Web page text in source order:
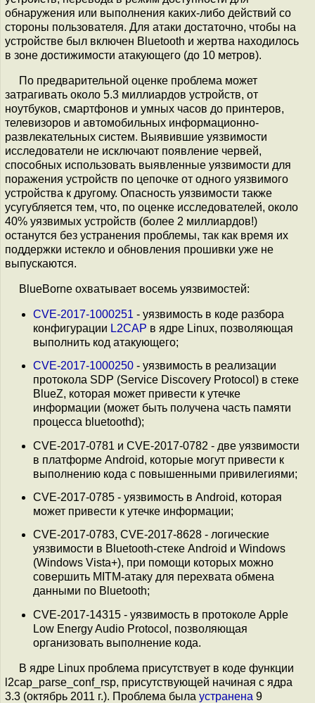
обнаружения или выполнения каких-либо действий со
стороны пользователя. Для атаки достаточно, чтобы на
устройстве был включен Bluetooth и жертва находилось
в зоне достижимости атакующего (до 10 метров).
По предварительной оценке проблема может
затрагивать около 5.3 миллиардов устройств, от
ноутбуков, смартфонов и умных часов до принтеров,
телевизоров и автомобильных информационно-
развлекательных систем. Выявившие уязвимости
исследователи не исключают появление червей,
способных использовать выявленные уязвимости для
поражения устройств по цепочке от одного уязвимого
устройства к другому. Опасность уязвимости также
усугубляется тем, что, по оценке исследователей, около
40% уязвимых устройств (более 2 миллиардов!)
останутся без устранения проблемы, так как время их
поддержки истекло и обновления прошивки уже не
выпускаются.
BlueBorne охватывает восемь уязвимостей:
CVE-2017-1000251 - уязвимость в коде разбора
конфигурации L2CAP в ядре Linux, позволяющая
выполнить код атакующего;
CVE-2017-1000250 - уязвимость в реализации
протокола SDP (Service Discovery Protocol) в стеке
BlueZ, которая может привести к утечке
информации (может быть получена часть памяти
процесса bluetoothd);
CVE-2017-0781 и CVE-2017-0782 - две уязвимости
в платформе Android, которые могут привести к
выполнению кода с повышенными привилегиями;
CVE-2017-0785 - уязвимость в Android, которая
может привести к утечке информации;
CVE-2017-0783, CVE-2017-8628 - логические
уязвимости в Bluetooth-стеке Android и Windows
(Windows Vista+), при помощи которых можно
совершить MITM-атаку для перехвата обмена
данными по Bluetooth;
CVE-2017-14315 - уязвимость в протоколе Apple
Low Energy Audio Protocol, позволяющая
организовать выполнение кода.
В ядре Linux проблема присутствует в коде функции
l2cap_parse_conf_rsp, присутствующей начиная с ядра
3.3 (октябрь 2011 г.). Проблема была устранена 9